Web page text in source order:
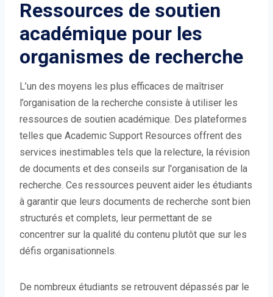
Ressources de soutien
académique pour les
organismes de recherche
L’un des moyens les plus efficaces de maîtriser
l’organisation de la recherche consiste à utiliser les
ressources de soutien académique. Des plateformes
telles que Academic Support Resources offrent des
services inestimables tels que la relecture, la révision
de documents et des conseils sur l'organisation de la
recherche. Ces ressources peuvent aider les étudiants
à garantir que leurs documents de recherche sont bien
structurés et complets, leur permettant de se
concentrer sur la qualité du contenu plutôt que sur les
défis organisationnels.
De nombreux étudiants se retrouvent dépassés par le